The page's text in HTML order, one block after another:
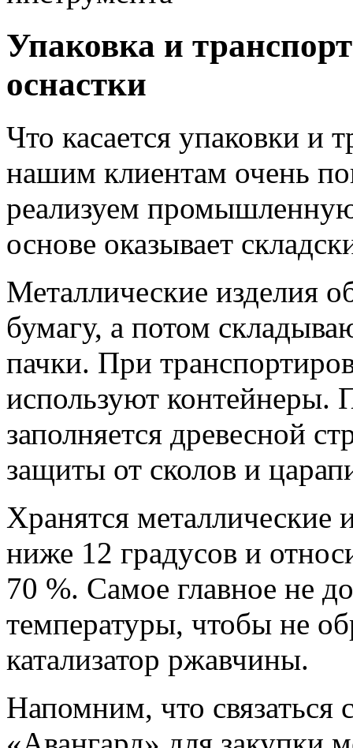
Упаковка и
оснастки
Что касается упаковки и
нашим клиентам очень
реализуем
основе оказывает
Металлические изделия
бумагу, а потом
пачки. При
используют контейнеры.
заполняется древесной
защиты от сколов и
Хранятся металлические
ниже 12 градусов и
70 %. Самое главное не
температуры, чтобы не
катализатор ржавчины.
Напомним, что